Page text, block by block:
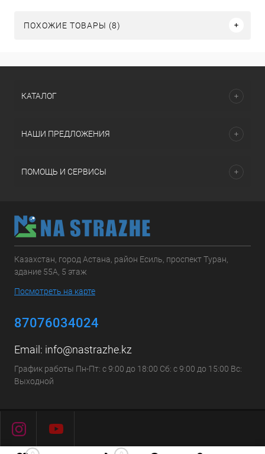
ПОХОЖИЕ ТОВАРЫ (8)
КАТАЛОГ
НАШИ ПРЕДЛОЖЕНИЯ
ПОМОЩЬ И СЕРВИСЫ
Казахстан, город Астана, район Есиль, проспект Туран,
здание 55А, 5 этаж
Посмотреть на карте
87076034024
Email: info@nastrazhe.kz
График работы Пн-Пт: с 9:00 до 18:00 Сб: с 9:00 до 15:00 Вс:
Выходной